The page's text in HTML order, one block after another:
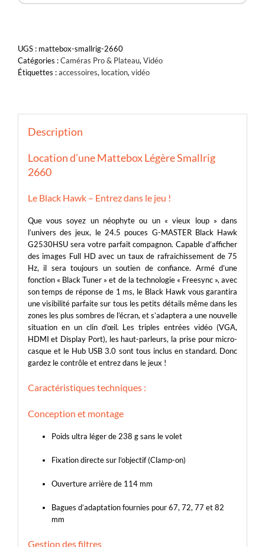
UGS : mattebox-smallrig-2660
Catégories :Caméras Pro & Plateau, Vidéo
Étiquettes :accessoires, location, vidéo
Description
Location d’une Mattebox Légère Smallrig
2660
Le Black Hawk – Entrez dans le jeu !
Que vous soyez un néophyte ou un « vieux loup » dans
l’univers des jeux, le 24.5 pouces G-MASTER Black Hawk
G2530HSU sera votre parfait compagnon. Capable d’afficher
des images Full HD avec un taux de rafraichissement de 75
Hz, il sera toujours un soutien de confiance. Armé d’une
fonction « Black Tuner » et de la technologie « Freesync », avec
son temps de réponse de 1 ms, le Black Hawk vous garantira
une visibilité parfaite sur tous les petits détails même dans les
zones les plus sombres de l’écran, et s’adaptera a une nouvelle
situation en un clin d’œil. Les triples entrées vidéo (VGA,
HDMI et Display Port), les haut-parleurs, la prise pour micro-
casque et le Hub USB 3.0 sont tous inclus en standard. Donc
gardez le contrôle et entrez dans le jeux !
Caractéristiques techniques :
Conception et montage
Poids ultra léger de 238 g sans le volet
Fixation directe sur l’objectif (Clamp-on)
Ouverture arrière de 114 mm
Bagues d’adaptation fournies pour 67, 72, 77 et 82
mm
Gestion des filtres